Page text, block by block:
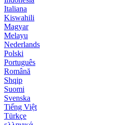
Italiana
Kiswahili
Magyar
Melayu
Nederlands
Polski
Português
Română
Shqip
Suomi
Svenska
Tiếng Việt
Türkçe